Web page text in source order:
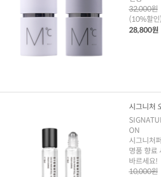
32,000원
(10%할인)
28,800원
시그니처
ON
시그니처
명품 향료
바르세요!
10,000원